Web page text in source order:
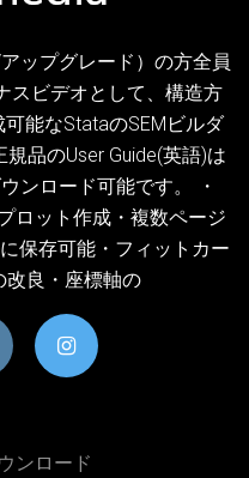
ップグレード）の方全員
スビデオとして、構造方
能なStataのSEMビルダ
品のUser Guide(英語)は
ンロード可能です。 ・
ロット作成・複数ページ
保存可能・フィットカー
改良・座標軸の
ンロード